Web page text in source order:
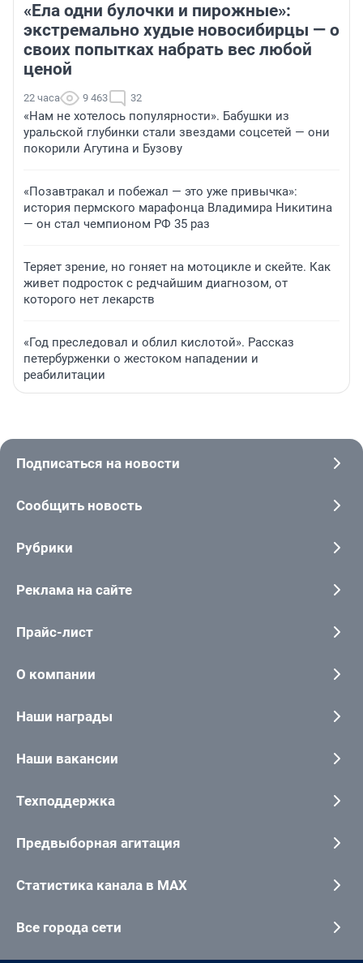
«Ела одни булочки и пирожные»:
экстремально худые новосибирцы — о
своих попытках набрать вес любой
ценой
22 часа 9 463 32
«Нам не хотелось популярности». Бабушки из
уральской глубинки стали звездами соцсетей — они
покорили Агутина и Бузову
«Позавтракал и побежал — это уже привычка»:
история пермского марафонца Владимира Никитина
— он стал чемпионом РФ 35 раз
Теряет зрение, но гоняет на мотоцикле и скейте. Как
живет подросток с редчайшим диагнозом, от
которого нет лекарств
«Год преследовал и облил кислотой». Рассказ
петербурженки о жестоком нападении и
реабилитации
Подписаться на новости
Сообщить новость
Рубрики
Реклама на сайте
Прайс-лист
О компании
Наши награды
Наши вакансии
Техподдержка
Предвыборная агитация
Статистика канала в MAX
Все города сети